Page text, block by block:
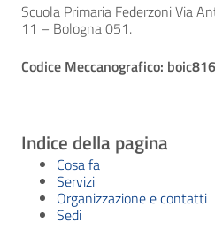
Scuola Primaria Federzoni Via
11 – Bologna 051.
Codice Meccanografico:
Indice della pagina
Cosa fa
Servizi
Organizzazione e contatti
Sedi